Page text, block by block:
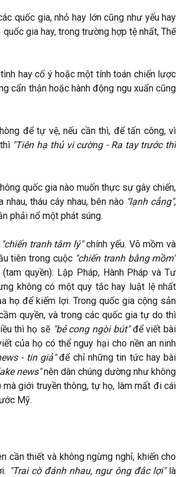
quốc gia, nhỏ hay lớn cũng như yếu hay
gia hay, trong trường hợp tệ nhất, Thế
hay cố ý hoặc một tính toán chiến lược
cẩn thận hoặc hành động ngu xuẩn cũng
để tự vệ, nếu cần thì, để tấn công, vì
"Tiên hạ thủ vi cường - Ra tay trước thì
quốc gia nào muốn thực sự gây chiến,
tháu cáy nhau, bên nào "lạnh cẳng",
phải nổ một phát súng.
"chiến tranh tâm lý"chính yếu. Võ mồm và
tiên trong cuộc "chiến tranh bằng mồm"
quyền): Lập Pháp, Hành Pháp và Tư
không có một quy tắc hay luật lệ nhất
họ để kiếm lợi. Trong quốc gia cộng sản
quyền, và trong các quốc gia tự do thì
thì họ sẽ "bẻ cong ngòi bút"để viết bài
của họ có thể nguy hại cho nền an ninh
- tin giả"để chỉ những tin tức hay bài
news"nên dân chúng dường như không
giới truyền thông, tự họ, làm mất đi cái
Mỹ.
cần thiết và không ngừng nghỉ, khiến cho
"Trai cò đánh nhau, ngư ông đắc lợi"là